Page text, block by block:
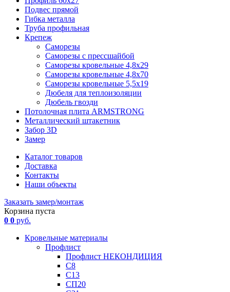
Подвес прямой
Гибка металла
Труба профильная
Крепеж
Саморезы
Саморезы с прессшайбой
Саморезы кровельные 4,8х29
Саморезы кровельные 4,8х70
Саморезы кровельные 5,5х19
Дюбеля для теплоизоляции
Дюбель гвозди
Потолочная плита ARMSTRONG
Металлический штакетник
Забор 3D
Замер
Каталог товаров
Доставка
Контакты
Наши объекты
Заказать замер/монтаж
Корзина пуста
0 0 руб.
Кровельные материалы
Профлист
Профлист НЕКОНДИЦИЯ
С8
С13
СП20